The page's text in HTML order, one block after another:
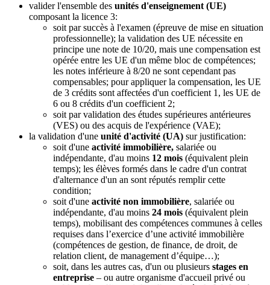
valider l'ensemble des unités d'enseignement (UE)
composant la licence 3:
soit par succès à l'examen (épreuve de mise en situation
professionnelle); la validation des UE nécessite en
principe une note de 10/20, mais une compensation est
opérée entre les UE d'un même bloc de compétences;
les notes inférieure à 8/20 ne sont cependant pas
compensables; pour appliquer la compensation, les UE
de 3 crédits sont affectées d'un coefficient 1, les UE de
6 ou 8 crédits d'un coefficient 2;
soit par validation des études supérieures antérieures
(VES) ou des acquis de l'expérience (VAE);
la validation d'une unité d'activité (UA) sur justification:
soit d'une activité immobilière, salariée ou
indépendante, d'au moins 12 mois (équivalent plein
temps); les élèves formés dans le cadre d'un contrat
d'alternance d'un an sont réputés remplir cette
condition;
soit d'une activité non immobilière, salariée ou
indépendante, d'au moins 24 mois (équivalent plein
temps), mobilisant des compétences communes à celles
requises dans l’exercice d’une activité immobilière
(compétences de gestion, de finance, de droit, de
relation client, de management d’équipe…);
soit, dans les autres cas, d'un ou plusieurs stages en
entreprise – ou autre organisme d'accueil privé ou